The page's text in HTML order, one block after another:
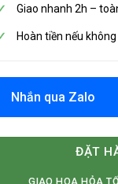
Giao nhanh 2h –
Hoàn tiền nếu
Nhắn qua Zalo
ĐẶT
GIAO HOA HỎA